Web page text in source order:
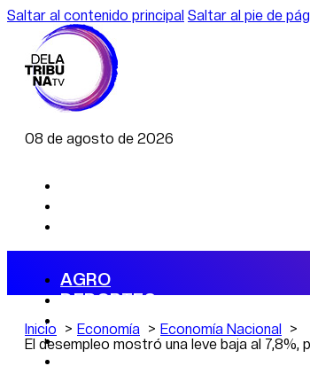
Saltar al contenido principal Saltar al pie de
08 de agosto de 2026
AGRO
DEPORTES
ECONOMÍA
POLÍTICA
Inicio Economía
Economía Nacional
El desempleo mostró una leve baja al